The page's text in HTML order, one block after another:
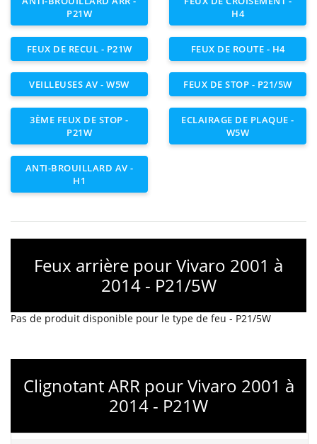
P21W
H4
FEUX DE RECUL - P21W FEUX DE ROUTE - H4
VEILLEUSES AV - W5W FEUX DE STOP - P21/5W
3ÈME FEUX DE STOP -
P21W
ECLAIRAGE DE PLAQUE -
W5W
ANTI-BROUILLARD AV -
H1
Feux arrière pour Vivaro 2001 à
2014 - P21/5W
Pas de produit disponible pour le type de feu - P21/5W
Clignotant ARR pour Vivaro 2001 à
2014 - P21W